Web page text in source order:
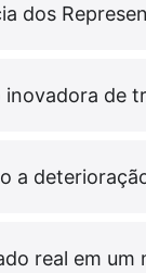
dos
inovadora de
a
real em